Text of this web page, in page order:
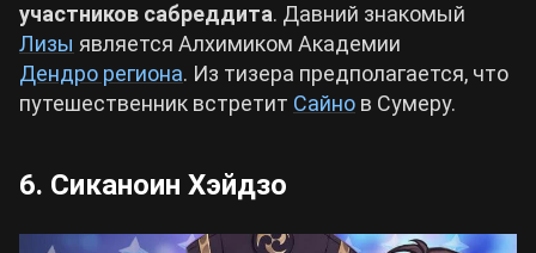
участников сабреддита. Давний знакомый
Лизы является Алхимиком Академии
Дендро региона. Из тизера предполагается, что
путешественник встретит Сайно в Сумеру.
6. Сиканоин Хэйдзо